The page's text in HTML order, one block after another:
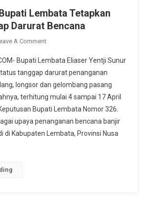
Lembata Tetapkan
Darurat Bencana
A CommentOn
Banjir,
Bupati
Lembata
Tetapkan
Status
Tanggap
Darurat
Bupati Lembata Eliaser Yentji Sunur
tanggap darurat penanganan
longsor dan gelombang pasang
terhitung mulai 4 sampai 17 April
Bupati Lembata Nomor 326.
upaya penanganan bencana banjir
di Kabupaten Lembata, Provinsi Nusa